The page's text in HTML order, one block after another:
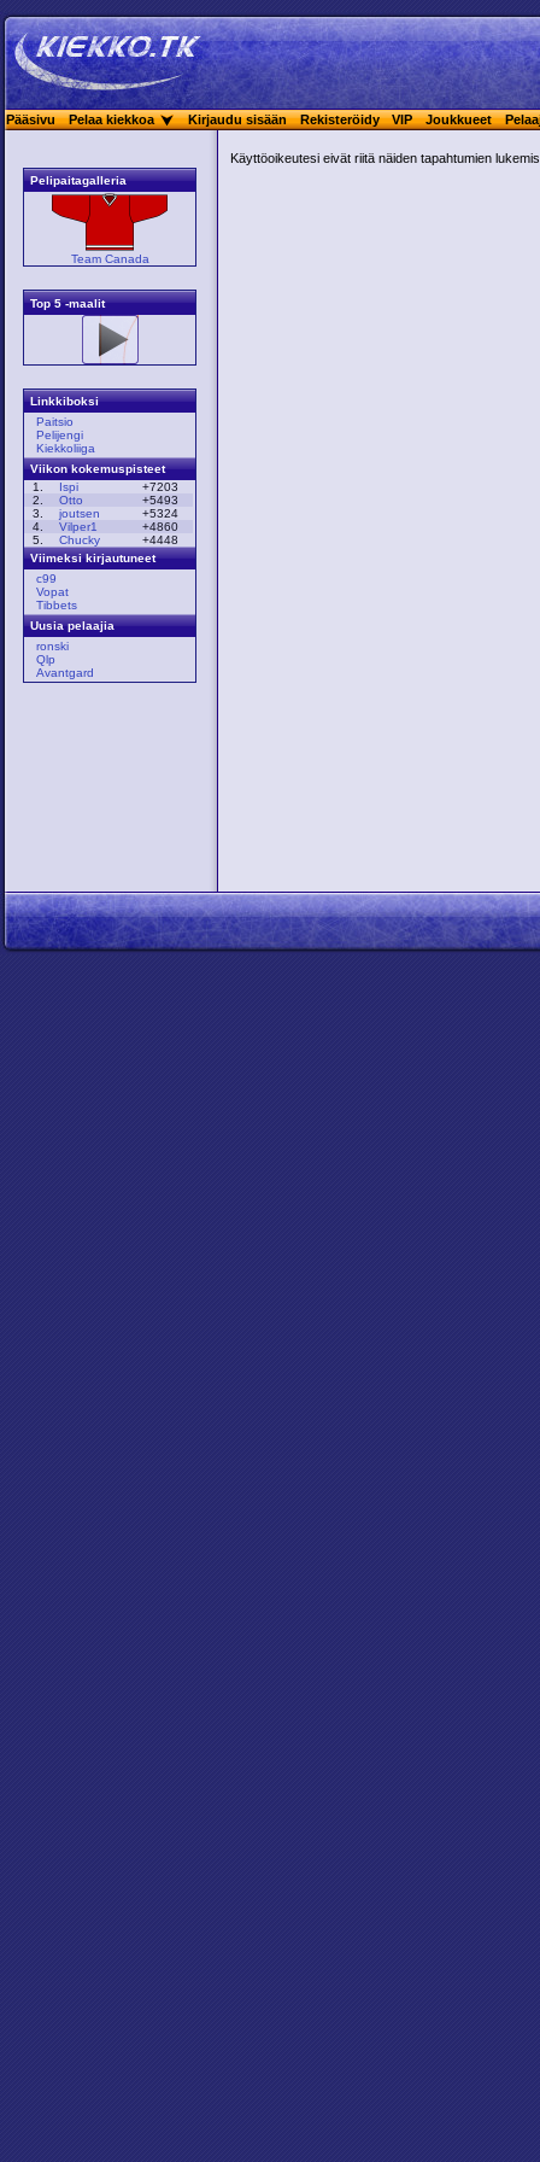
Pääsivu Pelaa kiekkoa Kirjaudu sisään Rekisteröidy VIP Joukkueet
Pelipaitagalleria
Team Canada
Top 5 -maalit
Linkkiboksi
Paitsio
Pelijengi
Kiekkoliiga
Viikon kokemuspisteet
1.
Ispi
+7203
2.
Otto
+5493
3.
joutsen
+5324
4.
Vilper1
+4860
5.
Chucky
+4448
Viimeksi kirjautuneet
c99
Vopat
Tibbets
Uusia pelaajia
ronski
Qlp
Avantgard
Käyttöoikeutesi eivät riitä näiden tapahtumien